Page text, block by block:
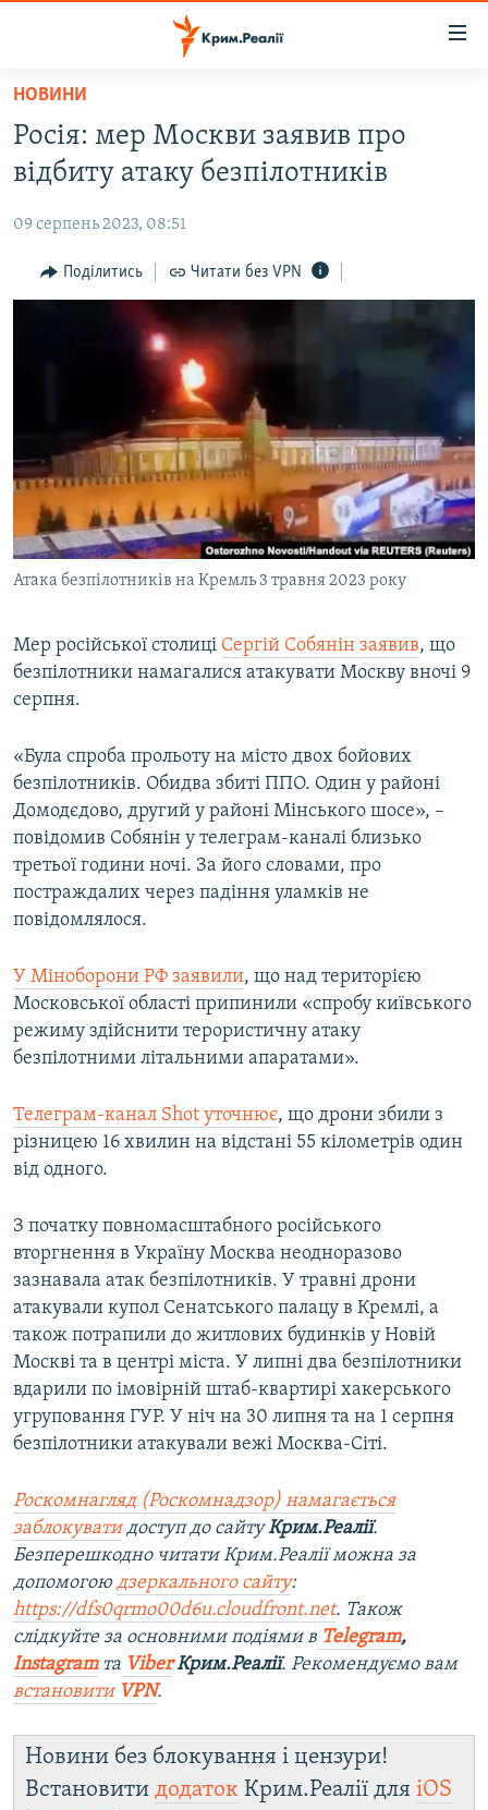
Перейти
основного
матеріалу
до
навігації
Перейти
ВОДА.КРИМ
ВІДЕО ТА ФОТО
ПОЛІТИКА
БЛОГИ
СПЕЦПРОЕКТИ
ДЕПОРТАЦІЯ
ВІДЕОУРОКИ «ELIFBE»
СВІДЧЕННЯ ОКУПАЦІЇ
УКРАЇНСЬКА ПРОБЛЕМА КРИМУ
ЯК ОБІЙТИ БЛОКУВАННЯ
Русский
Qırımtatar
НОВИНИ
Росія: мер Москви заявив про
відбиту атаку безпілотників
09 серпень 2023, 08:51
Поділитись Читати без VPN
Атака безпілотників на Кремль 3 травня 2023 року
Мер російської столиці Сергій Собянін заявив, що
безпілотники намагалися атакувати Москву вночі 9
серпня.
«Була спроба прольоту на місто двох бойових
безпілотників. Обидва збиті ППО. Один у районі
Домодєдово, другий у районі Мінського шосе», –
повідомив Собянін у телеграм-каналі близько
третьої години ночі. За його словами, про
постраждалих через падіння уламків не
повідомлялося.
У Міноборони РФ заявили, що над територією
Московської області припинили «спробу київського
режиму здійснити терористичну атаку
безпілотними літальними апаратами».
Телеграм-канал Shot уточнює, що дрони збили з
різницею 16 хвилин на відстані 55 кілометрів один
від одного.
З початку повномасштабного російського
вторгнення в Україну Москва неодноразово
зазнавала атак безпілотників. У травні дрони
атакували купол Сенатського палацу в Кремлі, а
також потрапили до житлових будинків у Новій
Москві та в центрі міста. У липні два безпілотники
вдарили по імовірній штаб-квартирі хакерського
угруповання ГУР. У ніч на 30 липня та на 1 серпня
безпілотники атакували вежі Москва-Сіті.
Роскомнагляд (Роскомнадзор) намагається
заблокувати доступ до сайту Крим.Реалії.
Безперешкодно читати Крим.Реалії можна за
допомогою дзеркального сайту:
https://dfs0qrmo00d6u.cloudfront.net. Також
слідкуйте за основними подіями в Telegram,
Instagram та Viber Крим.Реалії. Рекомендуємо вам
встановити VPN.
Новини без блокування і цензури!
Встановити додаток Крим.Реалії для iOS